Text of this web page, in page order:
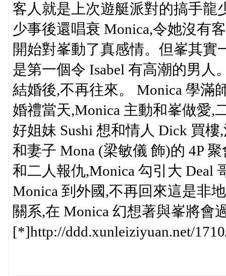
客人就是上次遊艇派對的搞手龍
少事後還唱衰 Monica,令她沒有
開始對峯動了真感情。但峯其實
是第一個令 Isabel 有高潮的男人
結婚後,不再往來。 Monica 學滿
婚禮當天,Monica 主動和峯做愛,
好姐妹 Sushi 想和情人 Dick 買
和妻子 Mona (梁敏儀 飾)的 4P
和二人報仇,Monica 勾引大 Deal
Monica 到外國,不再回來這是非
關系,在 Monica 幻想著與峯將會
[*]http://ddd.xunleiziyuan.net/